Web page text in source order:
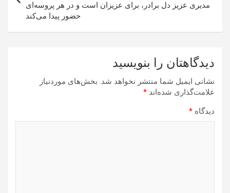
مدیری عزیز دل برادر، برای عزیزان است و در هر پروسه‌ای
حضور پیدا می‌کند
دیدگاهتان را بنویسید
نشانی ایمیل شما منتشر نخواهد شد. بخش‌های موردنیاز
علامت‌گذاری شده‌اند *
دیدگاه *